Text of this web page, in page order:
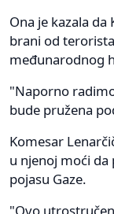
Ona je kazala
brani od
međunarodnog
"Naporno
bude pružena
Komesar
u njenoj moći
pojasu Gaze.
"Ovo